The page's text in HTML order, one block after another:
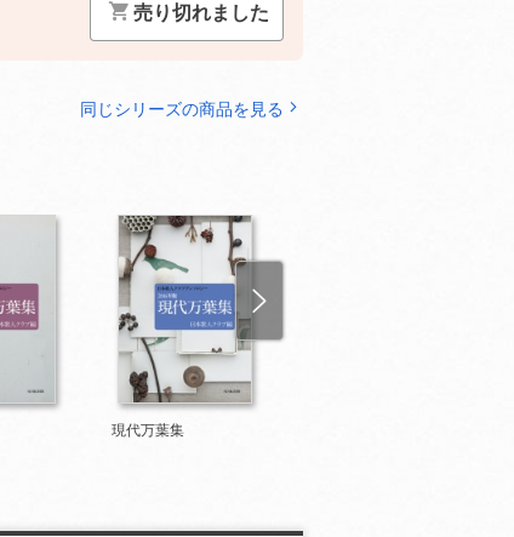
売り切れました
同じシリーズの商品を見る
現代万葉集